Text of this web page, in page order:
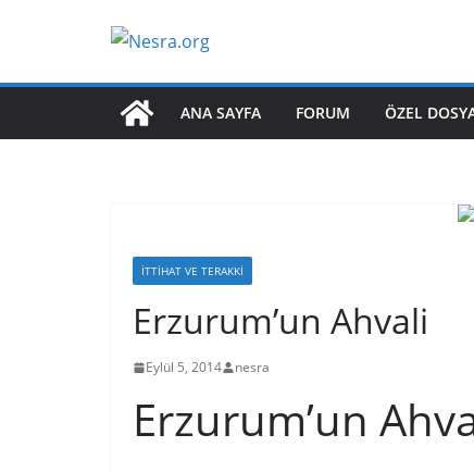
ANA SAYFA FORUM ÖZEL
İTTIHAT VE TERAKKI
Erzurum’un Ahvali
Eylül 5, 2014 nesra
Erzurum’un